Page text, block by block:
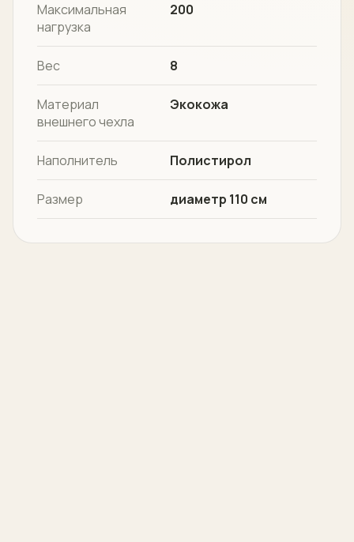
Максимальная
нагрузка
200
Вес 8
Материал
внешнего чехла
Экокожа
Наполнитель Полистирол
Размер диаметр 110 см